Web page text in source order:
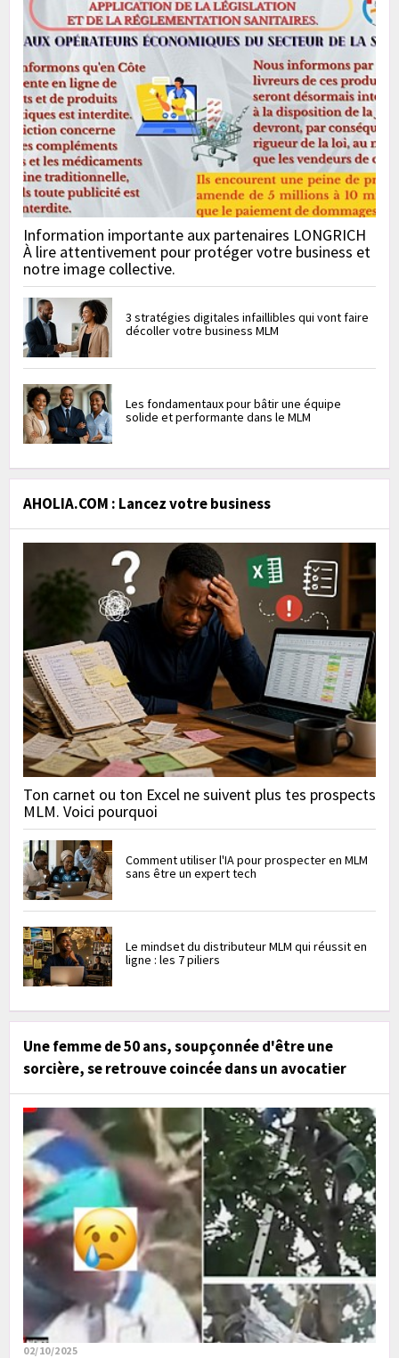
Information importante aux partenaires LONGRICH
À lire attentivement pour protéger votre business et
notre image collective.
3 stratégies digitales infaillibles qui vont faire
décoller votre business MLM
Les fondamentaux pour bâtir une équipe
solide et performante dans le MLM
AHOLIA.COM : Lancez votre business
Ton carnet ou ton Excel ne suivent plus tes prospects
MLM. Voici pourquoi
Comment utiliser l'IA pour prospecter en MLM
sans être un expert tech
Le mindset du distributeur MLM qui réussit en
ligne : les 7 piliers
Une femme de 50 ans, soupçonnée d'être une
sorcière, se retrouve coincée dans un avocatier
02/10/2025